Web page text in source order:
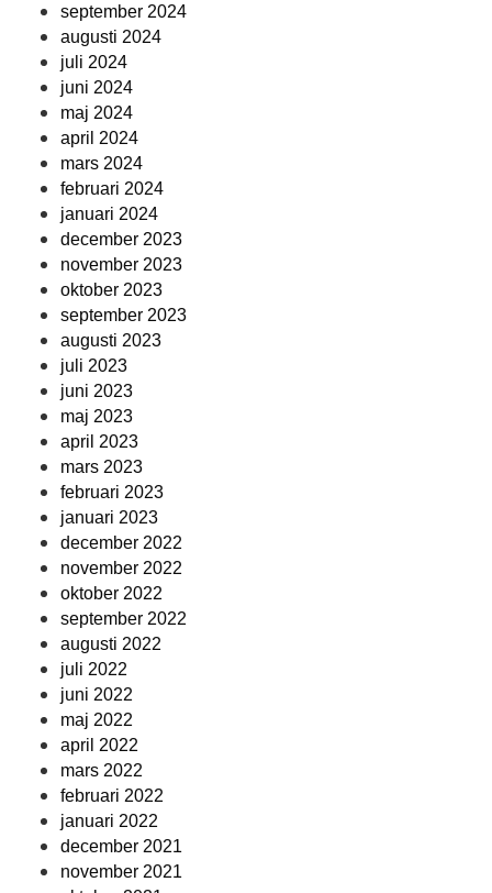
september 2024
augusti 2024
juli 2024
juni 2024
maj 2024
april 2024
mars 2024
februari 2024
januari 2024
december 2023
november 2023
oktober 2023
september 2023
augusti 2023
juli 2023
juni 2023
maj 2023
april 2023
mars 2023
februari 2023
januari 2023
december 2022
november 2022
oktober 2022
september 2022
augusti 2022
juli 2022
juni 2022
maj 2022
april 2022
mars 2022
februari 2022
januari 2022
december 2021
november 2021